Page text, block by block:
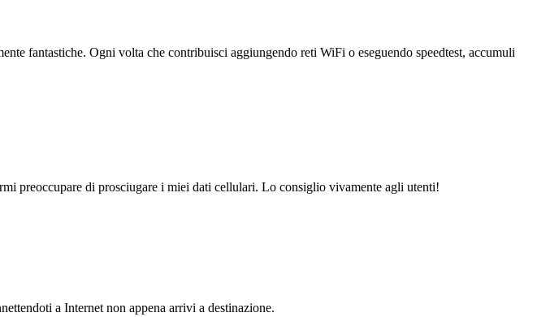
fantastiche. Ogni volta che contribuisci aggiungendo reti WiFi o eseguendo speedtest, accumuli
preoccupare di prosciugare i miei dati cellulari. Lo consiglio vivamente agli utenti!
a Internet non appena arrivi a destinazione.